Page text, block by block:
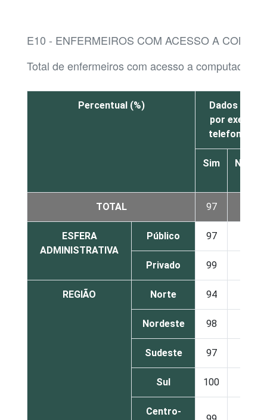
E10 - ENFERMEIROS COM ACESSO A
Total de enfermeiros com acesso a computador
Percentual (%)
Dados
por
telefone e
Sim Não
TOTAL 97
ESFERA
ADMINISTRATIVA
Público 97
Privado 99
REGIÃO Norte 94
Nordeste 98
Sudeste 97
Sul 100
Centro-